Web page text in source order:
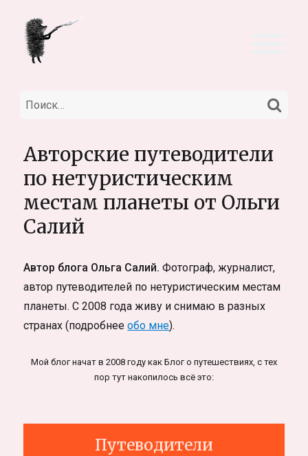
Искать:
Авторские путеводители
по нетуристическим
местам планеты от Ольги
Салий
Автор блога Ольга Салий. Фотограф, журналист,
автор путеводителей по нетуристическим местам
планеты. С 2008 года живу и снимаю в разных
странах (подробнееобо мне).
Мой блог начат в 2008 году как Блог о путешествиях, с тех
пор тут накопилось всё это:
Путеводители